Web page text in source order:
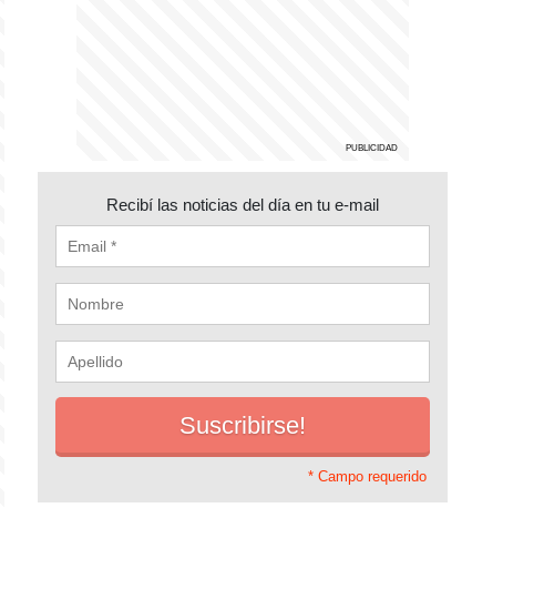
Recibí las noticias del día en tu e-mail
* Campo requerido